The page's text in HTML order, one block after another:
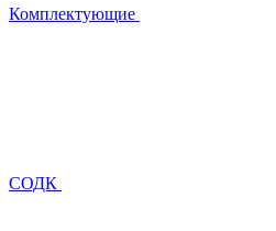
Комплектующие
СОДК